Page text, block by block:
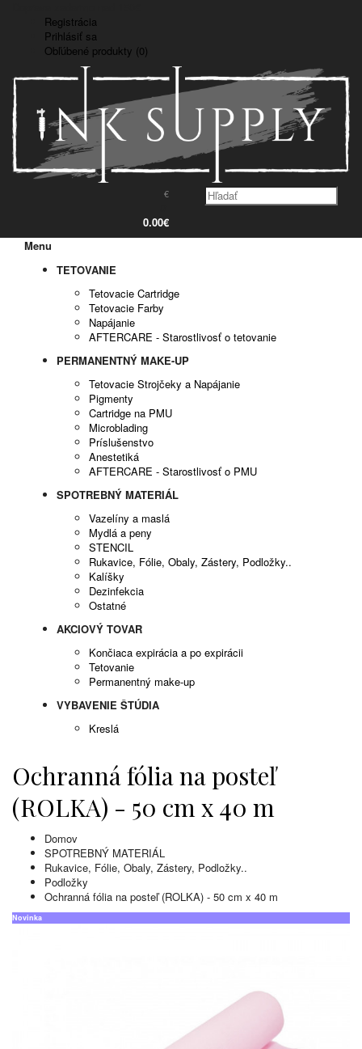
Registrácia
Prihlásiť sa
Obľúbené produkty (0)
€
0.00€
Menu
TETOVANIE
Tetovacie Cartridge
Tetovacie Farby
Napájanie
AFTERCARE - Starostlivosť o tetovanie
PERMANENTNÝ MAKE-UP
Tetovacie Strojčeky a Napájanie
Pigmenty
Cartridge na PMU
Microblading
Príslušenstvo
Anestetiká
AFTERCARE - Starostlivosť o PMU
SPOTREBNÝ MATERIÁL
Vazelíny a maslá
Mydlá a peny
STENCIL
Rukavice, Fólie, Obaly, Zástery, Podložky..
Kalíšky
Dezinfekcia
Ostatné
AKCIOVÝ TOVAR
Končiaca expirácia a po expirácii
Tetovanie
Permanentný make-up
VYBAVENIE ŠTÚDIA
Kreslá
Ochranná fólia na posteľ
(ROLKA) - 50 cm x 40 m
Domov
SPOTREBNÝ MATERIÁL
Rukavice, Fólie, Obaly, Zástery, Podložky..
Podložky
Ochranná fólia na posteľ (ROLKA) - 50 cm x 40 m
Novinka